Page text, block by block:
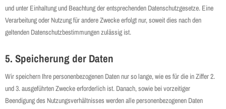
und unter Einhaltung und Beachtung der entsprechenden Datenschutzgesetze. Eine
Verarbeitung oder Nutzung für andere Zwecke erfolgt nur, soweit dies nach den
geltenden Datenschutzbestimmungen zulässig ist.
5. Speicherung der Daten
Wir speichern Ihre personenbezogenen Daten nur so lange, wie es für die in Ziffer 2.
und 3. ausgeführten Zwecke erforderlich ist. Danach, sowie bei vorzeitiger
Beendigung des Nutzungsverhältnisses werden alle personenbezogenen Daten